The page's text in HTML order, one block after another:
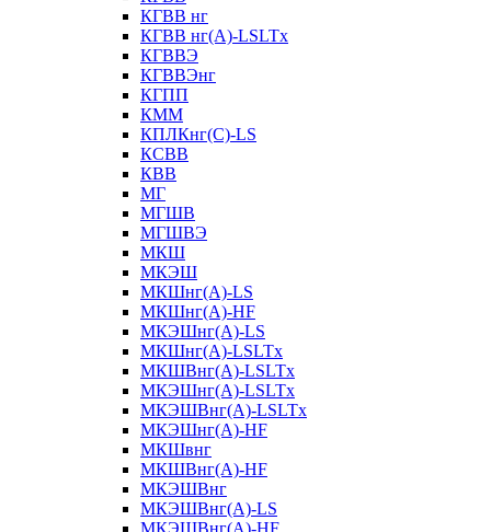
КГВВ нг
КГВВ нг(А)-LSLTx
КГВВЭ
КГВВЭнг
КГПП
КММ
КПЛКнг(C)-LS
КСВВ
КВВ
МГ
МГШВ
МГШВЭ
МКШ
МКЭШ
МКШнг(А)-LS
МКШнг(А)-HF
МКЭШнг(А)-LS
МКШнг(А)-LSLTx
МКШВнг(A)-LSLTx
МКЭШнг(А)-LSLTx
МКЭШВнг(A)-LSLTx
МКЭШнг(А)-HF
МКШвнг
МКШВнг(А)-HF
МКЭШВнг
МКЭШВнг(А)-LS
МКЭШВнг(А)-HF